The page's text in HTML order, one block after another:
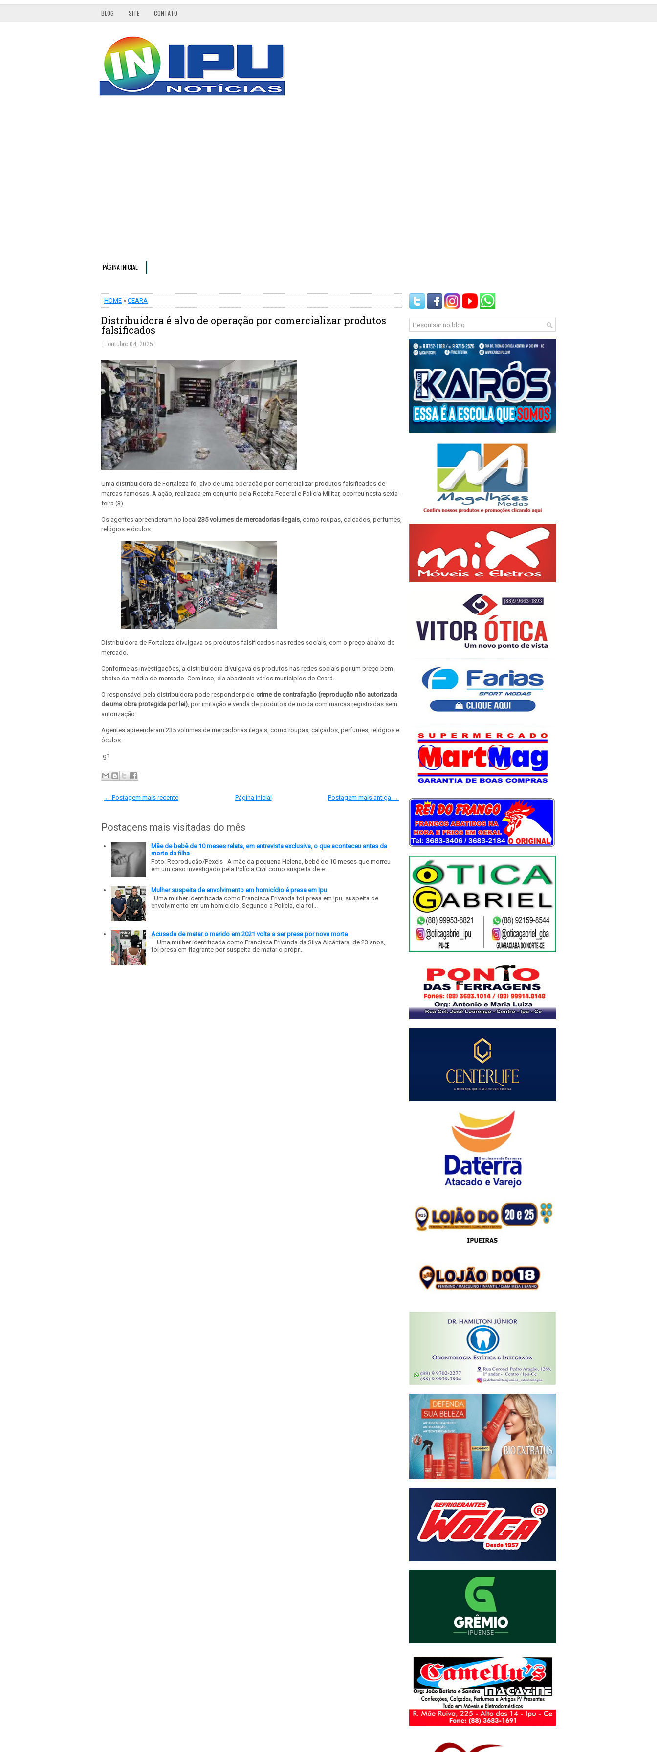
BLOG SITE CONTATO
PÁGINA INICIAL
HOME » CEARA
Distribuidora é alvo de operação por comercializar produtos
falsificados
outubro 04, 2025
Uma distribuidora de Fortaleza foi alvo de uma operação por comercializar produtos falsificados de
marcas famosas. A ação, realizada em conjunto pela Receita Federal e Polícia Militar, ocorreu nesta sexta-
feira (3).
Os agentes apreenderam no local 235 volumes de mercadorias ilegais, como roupas, calçados, perfumes,
relógios e óculos.
Distribuidora de Fortaleza divulgava os produtos falsificados nas redes sociais, com o preço abaixo do
mercado.
Conforme as investigações, a distribuidora divulgava os produtos nas redes sociais por um preço bem
abaixo da média do mercado. Com isso, ela abastecia vários municípios do Ceará.
O responsável pela distribuidora pode responder pelo crime de contrafação (reprodução não autorizada
de uma obra protegida por lei), por imitação e venda de produtos de moda com marcas registradas sem
autorização.
Agentes apreenderam 235 volumes de mercadorias ilegais, como roupas, calçados, perfumes, relógios e
óculos.
g1
← Postagem mais recente Postagem mais antiga →
Página inicial
Postagens mais visitadas do mês
Mãe de bebê de 10 meses relata, em entrevista exclusiva, o que aconteceu antes da
morte da filha
Foto: Reprodução/Pexels A mãe da pequena Helena, bebê de 10 meses que morreu
em um caso investigado pela Polícia Civil como suspeita de e...
Mulher suspeita de envolvimento em homicídio é presa em Ipu
Uma mulher identificada como Francisca Erivanda foi presa em Ipu, suspeita de
envolvimento em um homicídio. Segundo a Polícia, ela foi...
Acusada de matar o marido em 2021 volta a ser presa por nova morte
Uma mulher identificada como Francisca Erivanda da Silva Alcântara, de 23 anos,
foi presa em flagrante por suspeita de matar o própr...